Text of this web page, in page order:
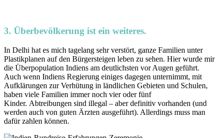
3. Überbevölkerung ist ein weiteres.
In Delhi hat es mich tagelang sehr verstört, ganze Familien unter
Plastikplanen auf den Bürgersteigen leben zu sehen. Hier wurde mir
die Überpopulation Indiens am deutlichsten vor Augen geführt.
Auch wenn Indiens Regierung einiges dagegen unternimmt, mit
Aufklärungen zur Verhütung in ländlichen Gebieten und Schulen,
haben viele Familien immer noch vier oder fünf
Kinder. Abtreibungen sind illegal – aber definitiv vorhanden (und
werden auch von guten Ärzten ausgeführt). Allerdings muss man
dafür zahlen können.